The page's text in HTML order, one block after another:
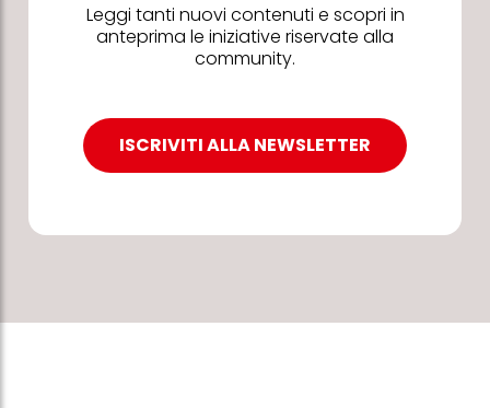
Leggi tanti nuovi contenuti e scopri in
anteprima le iniziative riservate alla
community.
ISCRIVITI ALLA NEWSLETTER